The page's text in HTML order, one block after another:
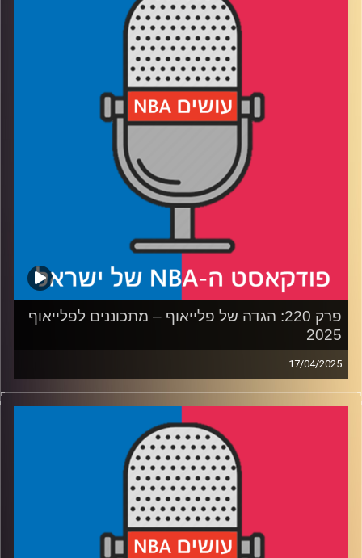
קרדיט תמונות:עידן לוצקי
פרק 220: הגדה של פלייאוף – מתכוננים לפלייאוף
2025
17/04/2025
פודקאסט האן.בי.איי עם ערן סורוקה, שרון דוידוביץ', משה
דוידוביץ' ועידן לוצקי, בשיתוף קול האוניברסיטה.
רבע 1: דנבר נאגטס עם רוח חדשה, לו בטוח שזה יספיק,
ולוקה דונצ׳יץ׳ שוב מול אנטוני אדווארדס
רבע 2: טילים מול לוחמים (ולהיפך), לאן הולכות פניקס סאנס